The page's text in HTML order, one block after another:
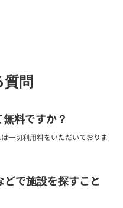
質問
料ですか？
一切利用料をいただいておりま
で施設を探すこと